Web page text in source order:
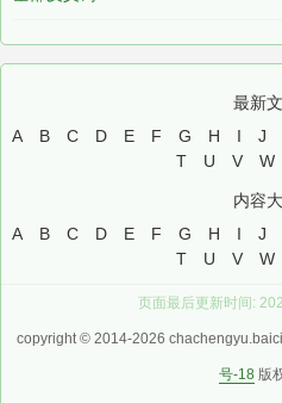
最新
A
B C D E F G H I J
T
U V W
内容
A
B C D E F G H I J
T
U V W
页面最后更新时间:
copyright © 2014-2026
号-18 版